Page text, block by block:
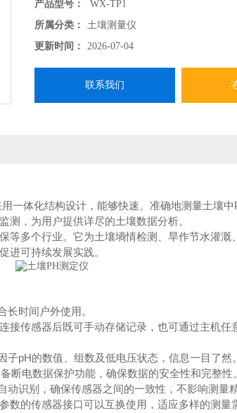
产品型号：
WX-TP1
所属分类：
土壤测量仪
更新时间：
2026-07-04
联系我们
一体化结构设计，能够快速、准确地测量土壤
测，为用户提供详尽的土壤数据分析。
等多个行业。它为土壤墒情检测、旱作节水灌溉
进可持续发展实践。
时间户外使用。
接传感器后既可手动存储记录，也可通过主机任
pH的数值、组数及低电压状态，信息一目了然。
断电数据保护功能，确保数据的安全性和完整性。
识别，确保传感器之间的一致性，不影响测量精
的传感器接口可以互换使用，适应多样的测量